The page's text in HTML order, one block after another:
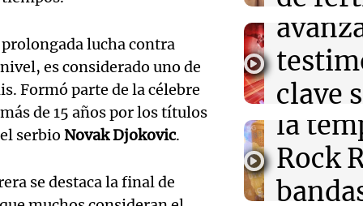
lucha contra
es considerado uno de
Formó parte de la célebre
de 15 años por los títulos
serbio Novak Djokovic.
se destaca la final de
Accidente en
camioneta
en Playa
Huracán
Tierras y
Lorenzo
la
de
Amamos
Episodios
clave
Villa
Panorama
Audio.
teatro
la
la
Rock
Audio.